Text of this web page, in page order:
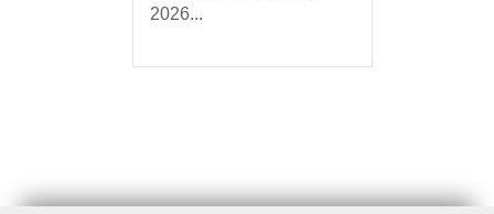
2026...